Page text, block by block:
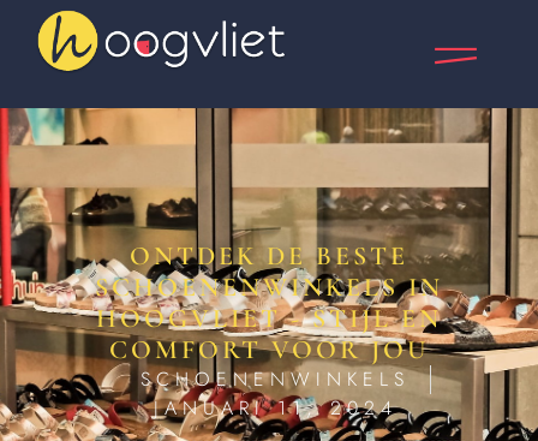
SCHOENENWINKELS
JANUARI 11, 2024
ONTDEK DE BESTE
SCHOENENWINKELS IN
HOOGVLIET - STIJL EN
COMFORT VOOR JOU